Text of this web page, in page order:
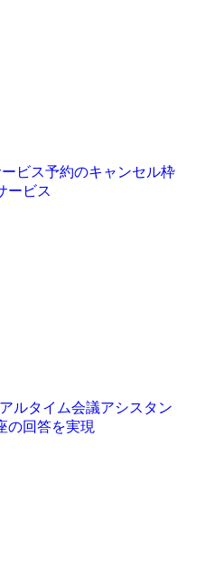
ビス予約のキャンセル枠
ービス
ルタイム会議アシスタン
の回答を実現